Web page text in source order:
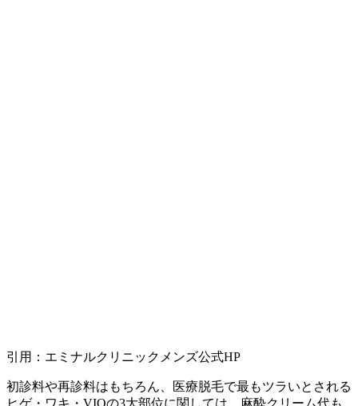
引用：エミナルクリニックメンズ公式HP
初診料や再診料はもちろん、医療脱毛で最もツラいとされる